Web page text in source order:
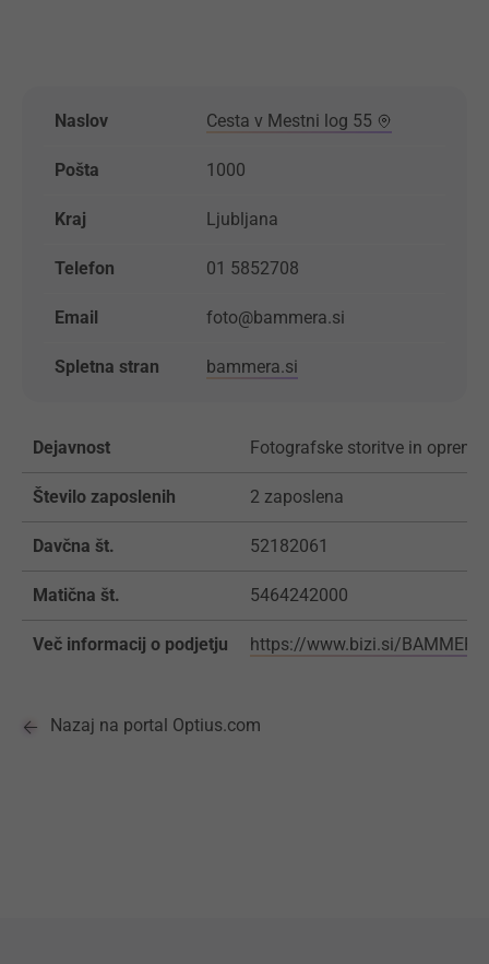
Naslov Cesta v Mestni log 55
Pošta 1000
Kraj Ljubljana
Telefon 01 5852708
Email foto@bammera.si
Spletna stran bammera.si
Dejavnost Fotografske storitve in oprema
Število zaposlenih 2 zaposlena
Davčna št. 52182061
Matična št. 5464242000
Več informacij o podjetju https://www.bizi.si/BAMMERA-
Nazaj na portal Optius.com